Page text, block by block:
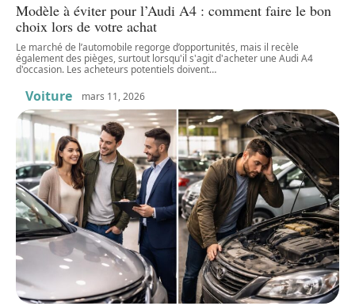
Modèle à éviter pour l’Audi A4 : comment faire le bon
choix lors de votre achat
Le marché de l’automobile regorge d’opportunités, mais il recèle
également des pièges, surtout lorsqu'il s'agit d'acheter une Audi A4
d'occasion. Les acheteurs potentiels doivent…
Voiture mars 11, 2026